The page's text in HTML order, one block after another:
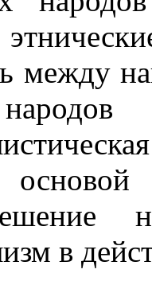
между
в